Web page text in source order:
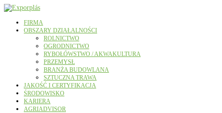
FIRMA
OBSZARY DZIAŁALNOŚCI
ROLNICTWO
OGRODNICTWO
RYBOŁÓWSTWO / AKWAKULTURA
PRZEMYSŁ
BRANŻA BUDOWLANA
SZTUCZNA TRAWA
JAKOŚĆ I CERTYFIKACJA
ŚRODOWISKO
KARIERA
AGRIADVISOR